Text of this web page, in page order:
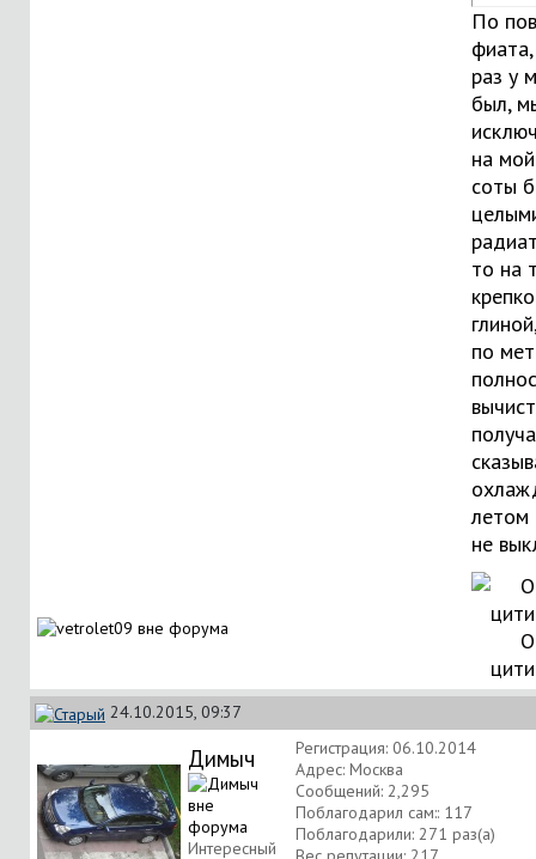
По
раз у
был,
на
соты
то на
по
летом
не
24.10.2015, 09:37
Димыч
Интересный
Регистрация: 06.10.2014
Адрес: Москва
Сообщений: 2,295
Поблагодарил сам:: 117
Поблагодарили: 271 раз(а)